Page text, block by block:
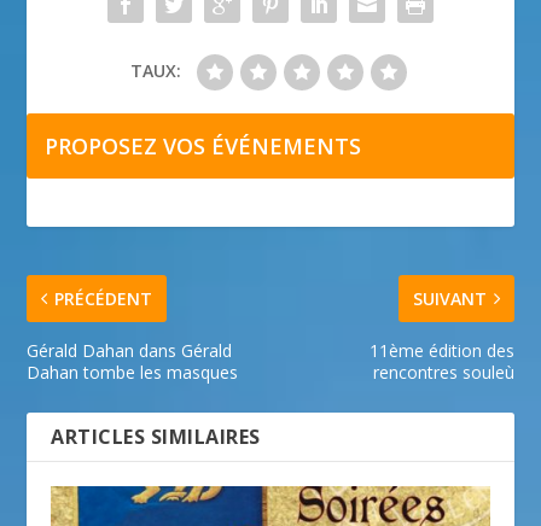
TAUX:
PROPOSEZ VOS ÉVÉNEMENTS
PRÉCÉDENT
Gérald Dahan dans Gérald
Dahan tombe les masques
SUIVANT
11ème édition des
rencontres souleù
ARTICLES SIMILAIRES